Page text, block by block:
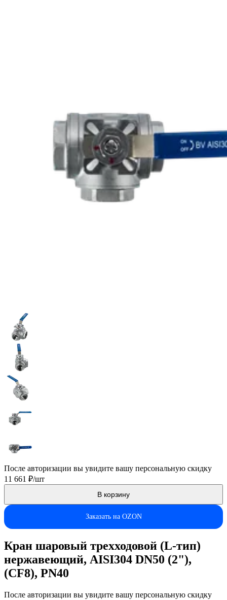
После авторизации вы увидите вашу персональную скидку
11 661 ₽/шт
В корзину
Заказать на OZON
Кран шаровый трехходовой (L-тип)
нержавеющий, AISI304 DN50 (2"),
(CF8), PN40
После авторизации вы увидите вашу персональную скидку